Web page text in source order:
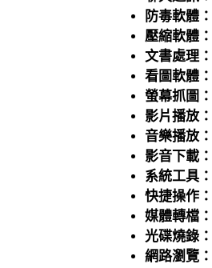
防毒軟體：
壓縮軟體：
文書處理：
看圖軟體：
螢幕抓圖：
影片播放：
音樂播放：
影音下載：
系統工具：
快捷操作：
媒體轉檔：
光碟燒錄：
網路瀏覽：